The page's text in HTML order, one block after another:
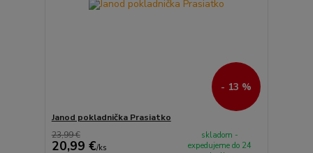
- 13 %
Janod pokladnička Prasiatko
23,99 €
20,99 €/ks
skladom -
expedujeme do 24